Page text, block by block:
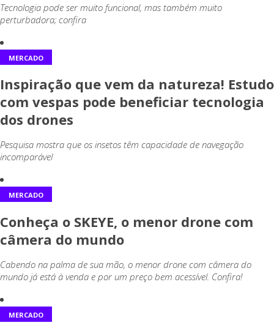
Tecnologia pode ser muito funcional, mas também muito
perturbadora; confira
MERCADO
Inspiração que vem da natureza! Estudo
com vespas pode beneficiar tecnologia
dos drones
Pesquisa mostra que os insetos têm capacidade de navegação
incomparável
MERCADO
Conheça o SKEYE, o menor drone com
câmera do mundo
Cabendo na palma de sua mão, o menor drone com câmera do
mundo já está à venda e por um preço bem acessível. Confira!
MERCADO